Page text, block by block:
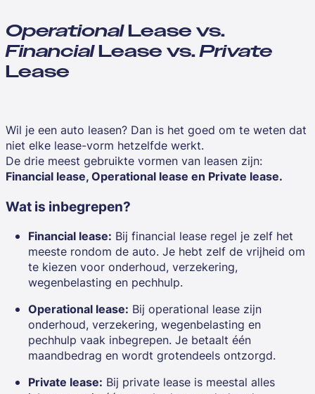
OperationalLease vs.
FinancialLease vs.Private
Lease
Wil je een auto leasen? Dan is het goed om te weten dat
niet elke lease-vorm hetzelfde werkt.
De drie meest gebruikte vormen van leasen zijn:
Financial lease, Operational lease en Private lease.
Wat is inbegrepen?
Financial lease: Bij financial lease regel je zelf het
meeste rondom de auto. Je hebt zelf de vrijheid om
te kiezen voor onderhoud, verzekering,
wegenbelasting en pechhulp.
Operational lease: Bij operational lease zijn
onderhoud, verzekering, wegenbelasting en
pechhulp vaak inbegrepen. Je betaalt één
maandbedrag en wordt grotendeels ontzorgd.
Private lease: Bij private lease is meestal alles